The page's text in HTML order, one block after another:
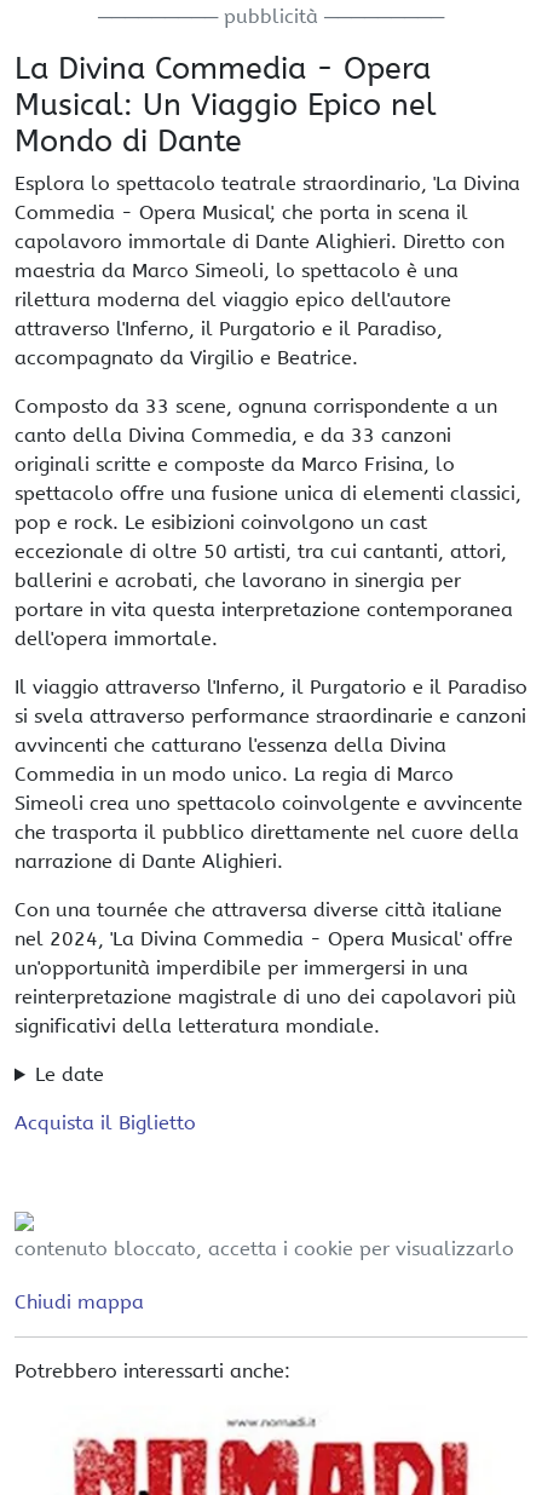
───────── pubblicità ─────────
La Divina Commedia - Opera
Musical: Un Viaggio Epico nel
Mondo di Dante
Esplora lo spettacolo teatrale straordinario, 'La Divina
Commedia - Opera Musical', che porta in scena il
capolavoro immortale di Dante Alighieri. Diretto con
maestria da Marco Simeoli, lo spettacolo è una
rilettura moderna del viaggio epico dell'autore
attraverso l'Inferno, il Purgatorio e il Paradiso,
accompagnato da Virgilio e Beatrice.
Composto da 33 scene, ognuna corrispondente a un
canto della Divina Commedia, e da 33 canzoni
originali scritte e composte da Marco Frisina, lo
spettacolo offre una fusione unica di elementi classici,
pop e rock. Le esibizioni coinvolgono un cast
eccezionale di oltre 50 artisti, tra cui cantanti, attori,
ballerini e acrobati, che lavorano in sinergia per
portare in vita questa interpretazione contemporanea
dell'opera immortale.
Il viaggio attraverso l'Inferno, il Purgatorio e il Paradiso
si svela attraverso performance straordinarie e canzoni
avvincenti che catturano l'essenza della Divina
Commedia in un modo unico. La regia di Marco
Simeoli crea uno spettacolo coinvolgente e avvincente
che trasporta il pubblico direttamente nel cuore della
narrazione di Dante Alighieri.
Con una tournée che attraversa diverse città italiane
nel 2024, 'La Divina Commedia - Opera Musical' offre
un'opportunità imperdibile per immergersi in una
reinterpretazione magistrale di uno dei capolavori più
significativi della letteratura mondiale.
Le date
Acquista il Biglietto
contenuto bloccato, accetta i cookie per visualizzarlo
Chiudi mappa
Potrebbero interessarti anche: